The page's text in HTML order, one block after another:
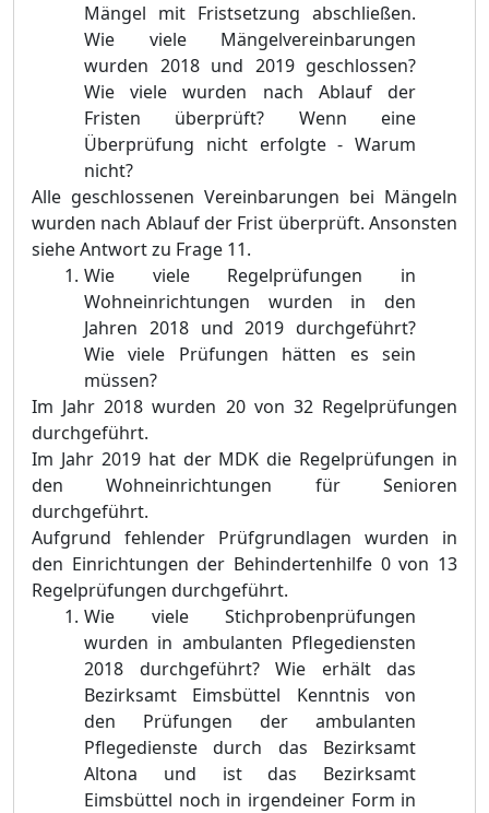
Mängel mit Fristsetzung abschließen.
Wie viele Mängelvereinbarungen
wurden 2018 und 2019 geschlossen?
Wie viele wurden nach Ablauf der
Fristen überprüft? Wenn eine
Überprüfung nicht erfolgte - Warum
nicht?
Alle geschlossenen Vereinbarungen bei Mängeln
wurden nach Ablauf der Frist überprüft. Ansonsten
siehe Antwort zu Frage 11.
Wie viele Regelprüfungen in
Wohneinrichtungen wurden in den
Jahren 2018 und 2019 durchgeführt?
Wie viele Prüfungen hätten es sein
müssen?
Im Jahr 2018 wurden 20 von 32 Regelprüfungen
durchgeführt.
Im Jahr 2019 hat der MDK die Regelprüfungen in
den Wohneinrichtungen für Senioren
durchgeführt.
Aufgrund fehlender Prüfgrundlagen wurden in
den Einrichtungen der Behindertenhilfe 0 von 13
Regelprüfungen durchgeführt.
Wie viele Stichprobenprüfungen
wurden in ambulanten Pflegediensten
2018 durchgeführt? Wie erhält das
Bezirksamt Eimsbüttel Kenntnis von
den Prüfungen der ambulanten
Pflegedienste durch das Bezirksamt
Altona und ist das Bezirksamt
Eimsbüttel noch in irgendeiner Form in